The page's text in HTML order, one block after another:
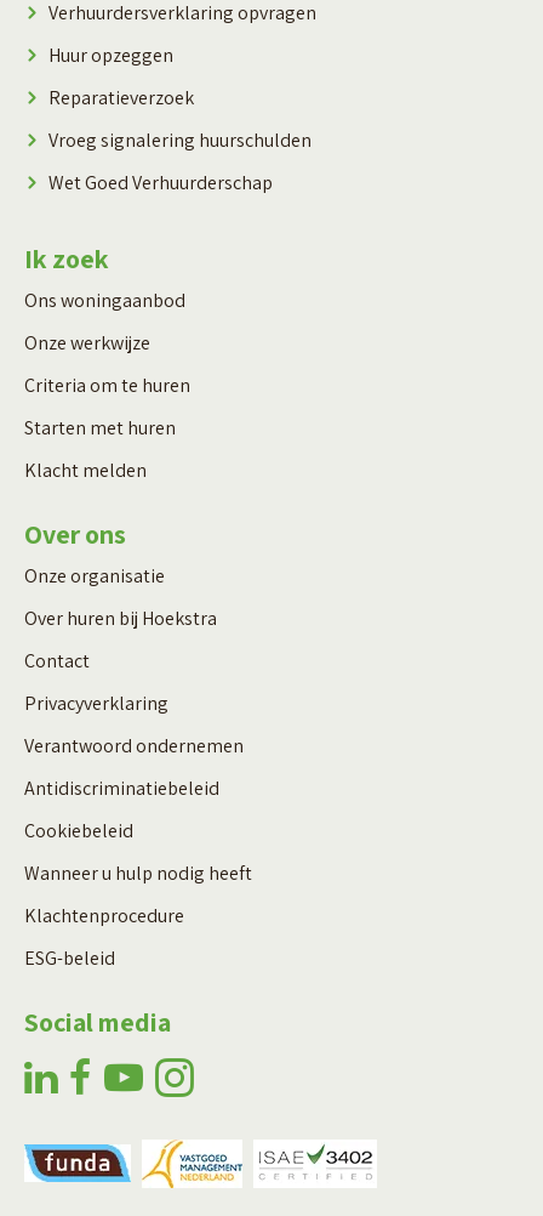
Verhuurdersverklaring opvragen
Huur opzeggen
Reparatieverzoek
Vroeg signalering huurschulden
Wet Goed Verhuurderschap
Ik zoek
Ons woningaanbod
Onze werkwijze
Criteria om te huren
Starten met huren
Klacht melden
Over ons
Onze organisatie
Over huren bij Hoekstra
Contact
Privacyverklaring
Verantwoord ondernemen
Antidiscriminatiebeleid
Cookiebeleid
Wanneer u hulp nodig heeft
Klachtenprocedure
ESG-beleid
Social media